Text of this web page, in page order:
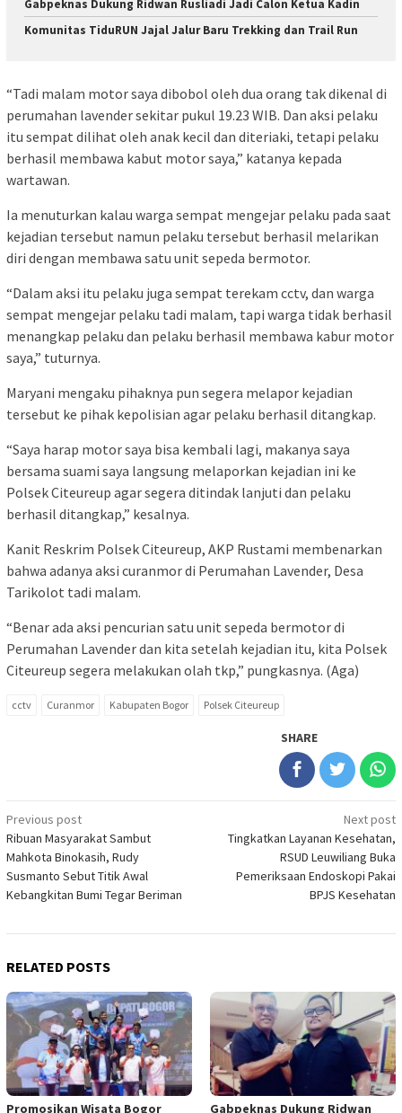
Gabpeknas Dukung Ridwan Rusliadi Jadi Calon Ketua Kadin
Komunitas TiduRUN Jajal Jalur Baru Trekking dan Trail Run
“Tadi malam motor saya dibobol oleh dua orang tak dikenal di
perumahan lavender sekitar pukul 19.23 WIB. Dan aksi pelaku
itu sempat dilihat oleh anak kecil dan diteriaki, tetapi pelaku
berhasil membawa kabut motor saya,” katanya kepada
wartawan.
Ia menuturkan kalau warga sempat mengejar pelaku pada saat
kejadian tersebut namun pelaku tersebut berhasil melarikan
diri dengan membawa satu unit sepeda bermotor.
“Dalam aksi itu pelaku juga sempat terekam cctv, dan warga
sempat mengejar pelaku tadi malam, tapi warga tidak berhasil
menangkap pelaku dan pelaku berhasil membawa kabur motor
saya,” tuturnya.
Maryani mengaku pihaknya pun segera melapor kejadian
tersebut ke pihak kepolisian agar pelaku berhasil ditangkap.
“Saya harap motor saya bisa kembali lagi, makanya saya
bersama suami saya langsung melaporkan kejadian ini ke
Polsek Citeureup agar segera ditindak lanjuti dan pelaku
berhasil ditangkap,” kesalnya.
Kanit Reskrim Polsek Citeureup, AKP Rustami membenarkan
bahwa adanya aksi curanmor di Perumahan Lavender, Desa
Tarikolot tadi malam.
“Benar ada aksi pencurian satu unit sepeda bermotor di
Perumahan Lavender dan kita setelah kejadian itu, kita Polsek
Citeureup segera melakukan olah tkp,” pungkasnya. (Aga)
cctv Curanmor Kabupaten Bogor Polsek Citeureup
SHARE
Post
navigation
Previous post
Ribuan Masyarakat Sambut
Mahkota Binokasih, Rudy
Susmanto Sebut Titik Awal
Kebangkitan Bumi Tegar Beriman
Next post
Tingkatkan Layanan Kesehatan,
RSUD Leuwiliang Buka
Pemeriksaan Endoskopi Pakai
BPJS Kesehatan
RELATED POSTS
Promosikan Wisata Bogor Gabpeknas Dukung Ridwan